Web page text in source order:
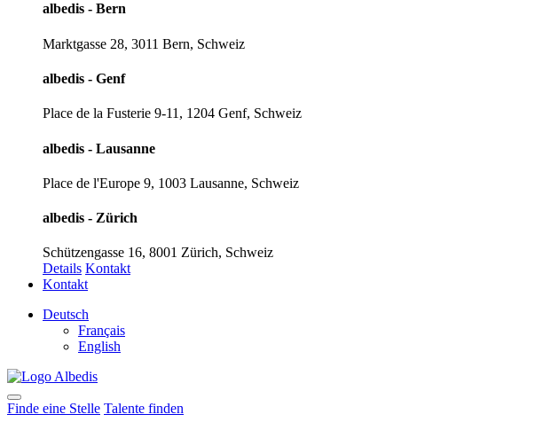
albedis - Bern
Marktgasse 28, 3011 Bern, Schweiz
albedis - Genf
Place de la Fusterie 9-11, 1204 Genf, Schweiz
albedis - Lausanne
Place de l'Europe 9, 1003 Lausanne, Schweiz
albedis - Zürich
Schützengasse 16, 8001 Zürich, Schweiz
Details Kontakt
Kontakt
Deutsch
Français
English
Finde eine Stelle Talente finden